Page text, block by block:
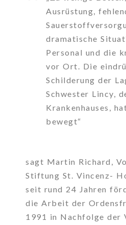
Ausrüstung,
dramatische
Personal und die
vor Ort. Die
Schilderung der
Schwester Lincy,
Krankenhauses,
bewegt“
sagt Martin Richard,
Stiftung St. Vincenz-
seit rund 24 Jahren
die Arbeit der
1991 in Nachfolge der